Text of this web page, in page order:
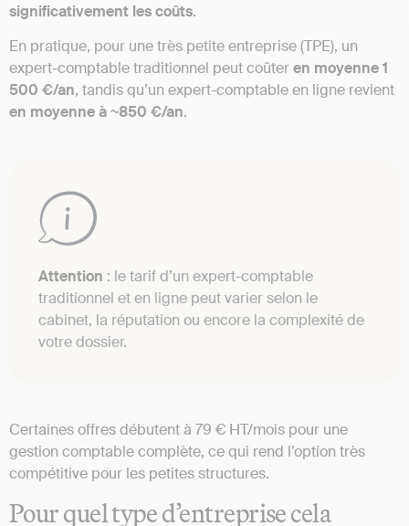
significativement les coûts.
En pratique, pour une très petite entreprise (TPE), un
expert-comptable traditionnel peut coûteren moyenne 1
500 €/an, tandis qu’un expert-comptable en ligne revient
en moyenne à ~850 €/an.
Attention : le tarif d’un expert-comptable
traditionnel et en ligne peut varier selon le
cabinet, la réputation ou encore la complexité de
votre dossier.
Certaines offres débutent à 79 € HT/mois pour une
gestion comptable complète, ce qui rend l’option très
compétitive pour les petites structures.
Pour quel type d’entreprise cela